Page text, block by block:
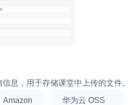
面进行风险识别，并联动回调和业务处置流
选型、购买、账号打通
更具个性化的音视频互动效果
息，用于存储课堂中上传的文件。
Amazon
华为云 OSS